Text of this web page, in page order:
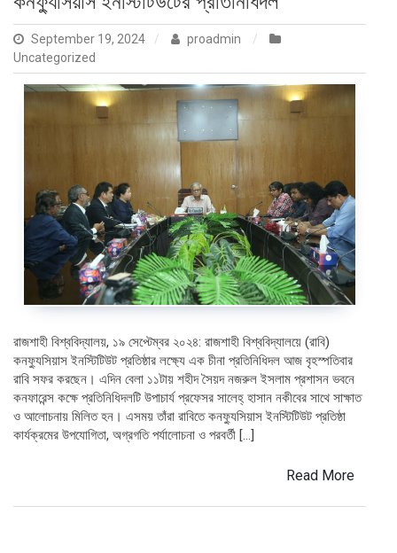
September 19, 2024
proadmin
Uncategorized
রাজশাহী বিশ্ববিদ্যালয়, ১৯ সেপ্টেম্বর ২০২৪: রাজশাহী বিশ্ববিদ্যালয়ে (রাবি)
কনফ্যুসিয়াস ইনস্টিটিউট প্রতিষ্ঠার লক্ষ্যে এক চীনা প্রতিনিধিদল আজ বৃহস্পতিবার
রাবি সফর করছেন। এদিন বেলা ১১টায় শহীদ সৈয়দ নজরুল ইসলাম প্রশাসন ভবনে
কনফারেন্স কক্ষে প্রতিনিধিদলটি উপাচার্য প্রফেসর সালেহ্ হাসান নকীবের সাথে সাক্ষাত
ও আলোচনায় মিলিত হন। এসময় তাঁরা রাবিতে কনফ্যুসিয়াস ইনস্টিটিউট প্রতিষ্ঠা
কার্যক্রমের উপযোগিতা, অগ্রগতি পর্যালোচনা ও পরবর্তী […]
Read More